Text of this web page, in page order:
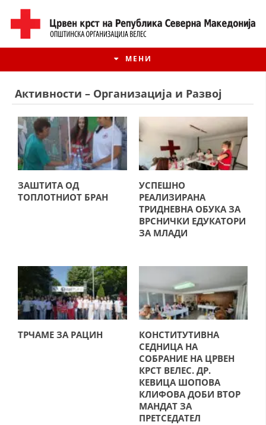
МЕНИ
ИСТОРИЈАТ НА ЦКРМ
СТРУКТУРА НА ОРГАНИЗАЦИЈАТА
КОНТАКТ ИНФОРМАЦИИ
ЧЛЕНСТВО ВО ПРОФЕСИОНАЛНИ ТЕЛА
ЗАКОН ЗА ЦКРМ
СТАТУТ НА ЦКРМ
Активности – Организација и Развој
ЗАШТИТА ОД
ТОПЛОТНИОТ БРАН
УСПЕШНО
РЕАЛИЗИРАНА
ТРИДНЕВНА ОБУКА ЗА
ВРСНИЧКИ ЕДУКАТОРИ
ЗА МЛАДИ
ТРЧАМЕ ЗА РАЦИН
КОНСТИТУТИВНА
СЕДНИЦА НА
СОБРАНИЕ НА ЦРВЕН
КРСТ ВЕЛЕС. ДР.
КЕВИЦА ШОПОВА
КЛИФОВА ДОБИ ВТОР
МАНДАТ ЗА
ПРЕТСЕДАТЕЛ